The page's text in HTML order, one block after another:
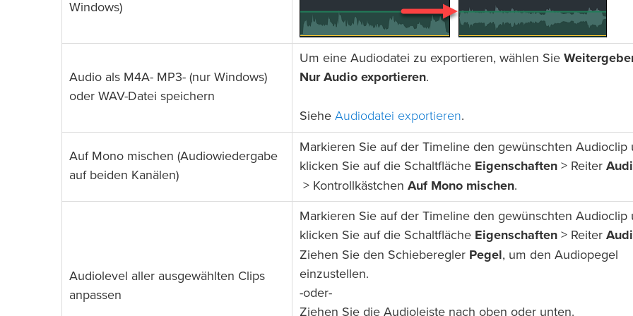
Windows)
Audio als M4A- MP3- (nur Windows)
oder WAV-Datei speichern
Um eine Audiodatei zu exportieren, wählen Sie
Nur Audio exportieren.
Siehe Audiodatei exportieren.
Auf Mono mischen (Audiowiedergabe
auf beiden Kanälen)
Markieren Sie auf der Timeline den gewünschten Audioclip
klicken Sie auf die Schaltfläche Eigenschaften > Reiter
> Kontrollkästchen Auf Mono mischen.
Audiolevel aller ausgewählten Clips
anpassen
Markieren Sie auf der Timeline den gewünschten Audioclip
klicken Sie auf die Schaltfläche Eigenschaften > Reiter
Ziehen Sie den Schieberegler Pegel , um den Audiopegel
einzustellen.
-oder-
Ziehen Sie die Audioleiste nach oben oder unten.